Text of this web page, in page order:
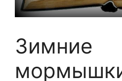
Зимние